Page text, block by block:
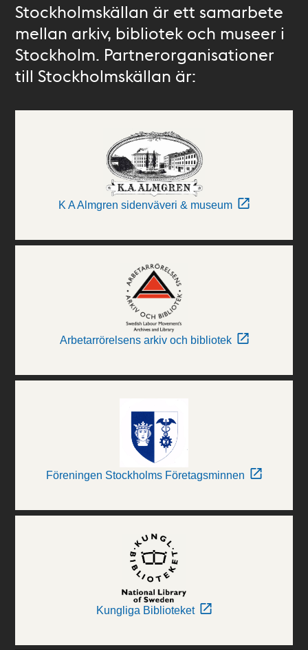
Stockholmskällan är ett samarbete
mellan arkiv, bibliotek och museer i
Stockholm. Partnerorganisationer
till Stockholmskällan är:
K A Almgren sidenväveri & museum
Arbetarrörelsens arkiv och bibliotek
Föreningen Stockholms Företagsminnen
Kungliga Biblioteket